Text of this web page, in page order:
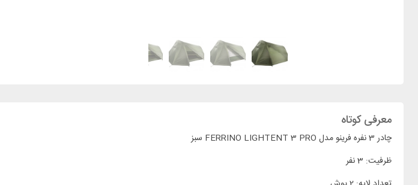
معرفی کوتاه
چادر 3 نفره فرینو مدل FERRINO LIGHTENT 3 PRO سبز
ظرفیت: 3 نفر